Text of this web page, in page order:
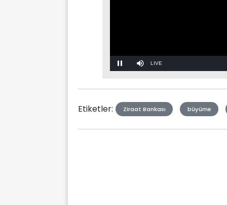
Mute Stream
Etiketler: Ziraat Bankası büyüme